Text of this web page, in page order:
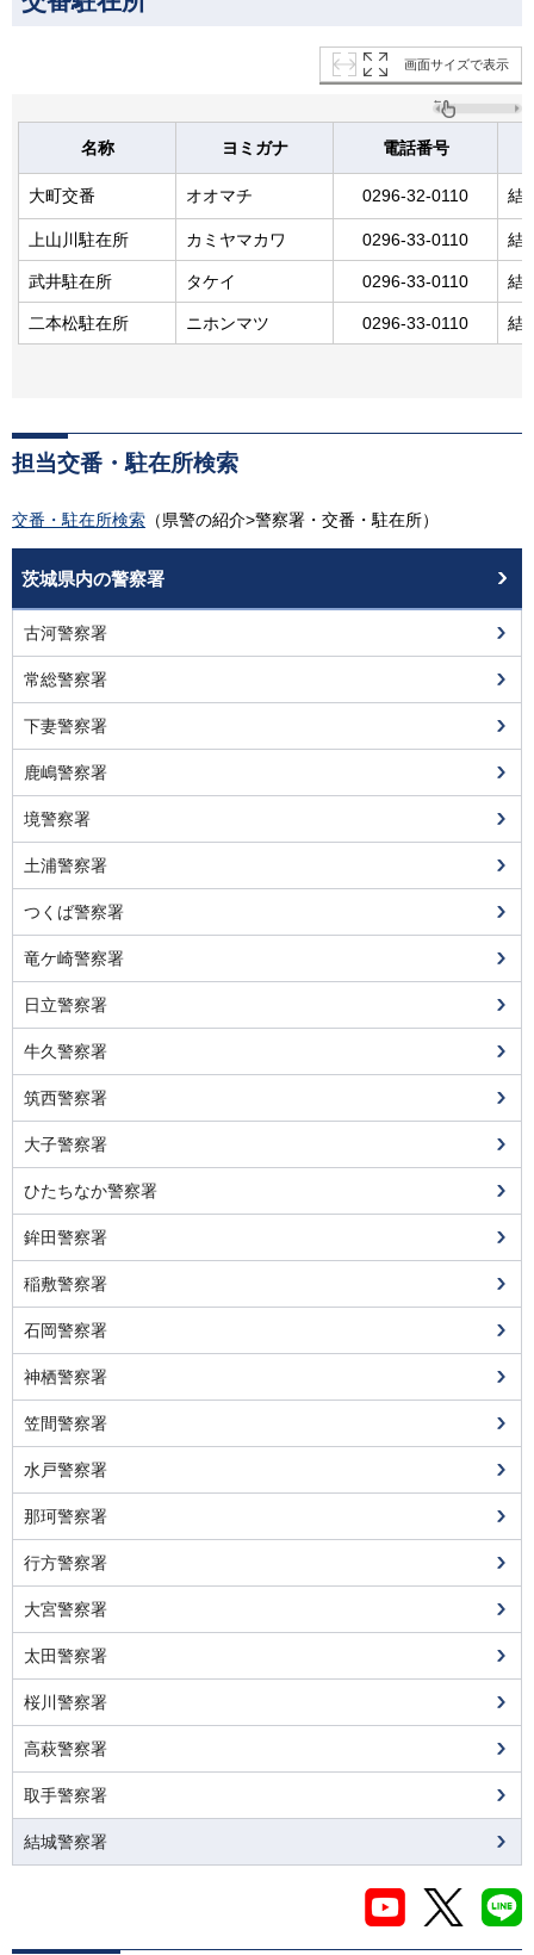
画面サイズで表示
名称 ヨミガナ 電話番号
大町交番 オオマチ 0296-32-0110 結
上山川駐在所 カミヤマカワ 0296-33-0110 結
武井駐在所 タケイ 0296-33-0110 結
二本松駐在所 ニホンマツ 0296-33-0110 結
担当交番・駐在所検索
交番・駐在所検索 （県警の紹介>警察署・交番・駐在所）
茨城県内の警察署
古河警察署
常総警察署
下妻警察署
鹿嶋警察署
境警察署
土浦警察署
つくば警察署
竜ケ崎警察署
日立警察署
牛久警察署
筑西警察署
大子警察署
ひたちなか警察署
鉾田警察署
稲敷警察署
石岡警察署
神栖警察署
笠間警察署
水戸警察署
那珂警察署
行方警察署
大宮警察署
太田警察署
桜川警察署
高萩警察署
取手警察署
結城警察署